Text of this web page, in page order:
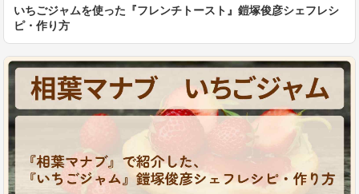
いちごジャムを使った『フレンチトースト』鎧塚俊彦シェフレシ
ピ・作り方